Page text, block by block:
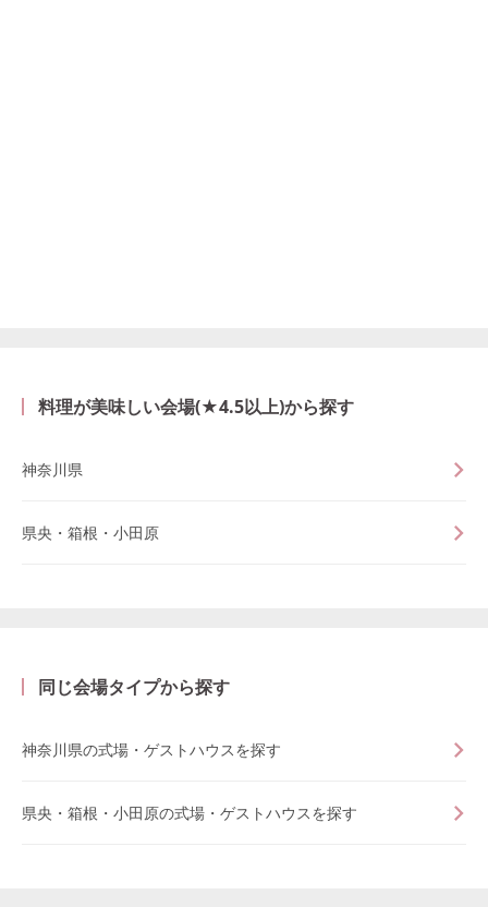
料理が美味しい会場(★4.5以上)から探す
神奈川県
県央・箱根・小田原
同じ会場タイプから探す
神奈川県の式場・ゲストハウスを探す
県央・箱根・小田原の式場・ゲストハウスを探す